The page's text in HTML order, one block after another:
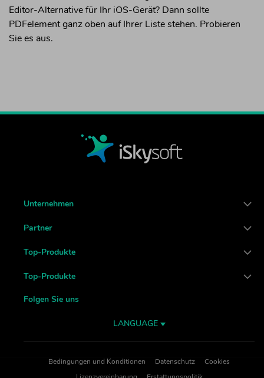
Editor-Alternative für Ihr iOS-Gerät? Dann sollte
PDFelement ganz oben auf Ihrer Liste stehen. Probieren
Sie es aus.
Unternehmen
Partner
Top-Produkte
Top-Produkte
Folgen Sie uns
LANGUAGE
Bedingungen und Konditionen Datenschutz
Cookies